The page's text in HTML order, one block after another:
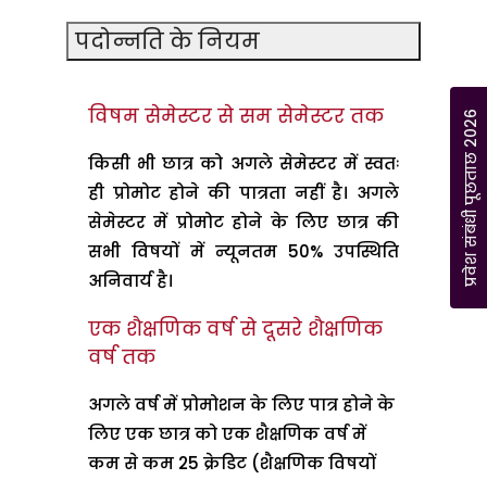
प्रवेश संबंधी पूछताछ 2026
पदोन्नति के नियम
विषम सेमेस्टर से सम सेमेस्टर तक
किसी भी छात्र को अगले सेमेस्टर में स्वतः
ही प्रोमोट होने की पात्रता नहीं है। अगले
सेमेस्टर में प्रोमोट होने के लिए छात्र की
सभी विषयों में न्यूनतम 50% उपस्थिति
अनिवार्य है।
एक शैक्षणिक वर्ष से दूसरे शैक्षणिक
वर्ष तक
अगले वर्ष में प्रोमोशन के लिए पात्र होने के
लिए एक छात्र को एक शैक्षणिक वर्ष में
कम से कम 25 क्रेडिट (शैक्षणिक विषयों